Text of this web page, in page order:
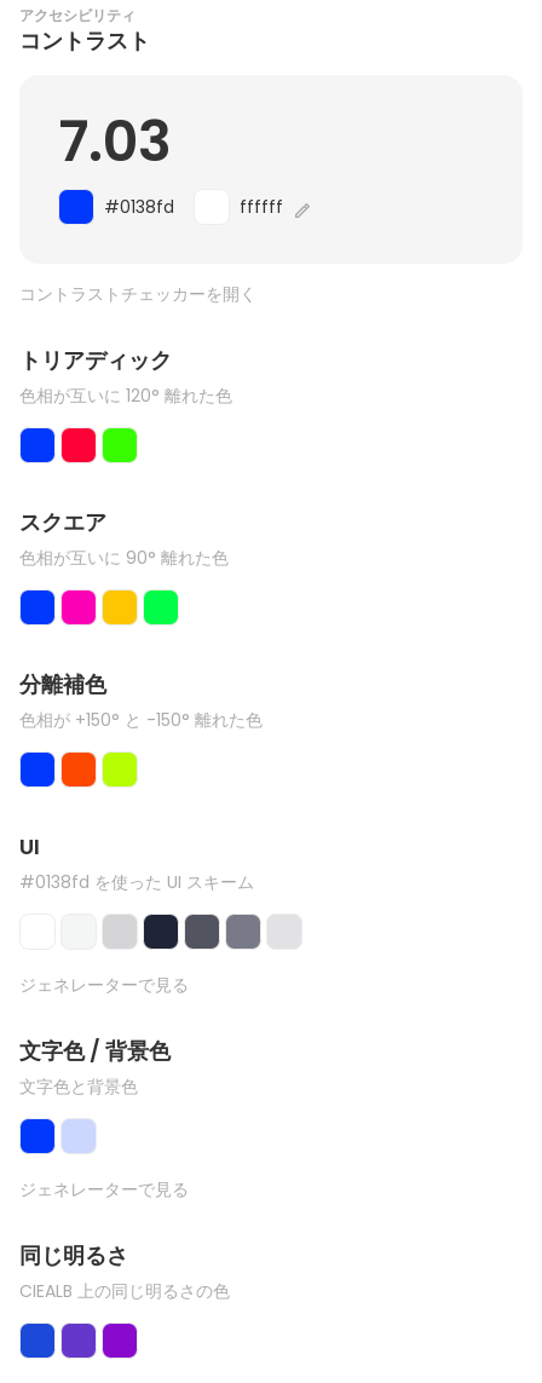
アクセシビリティ
コントラスト
7.03
#0138fd ffffff
コントラストチェッカーを開く
トリアディック
色相が互いに 120° 離れた色
スクエア
色相が互いに 90° 離れた色
分離補色
色相が +150° と -150° 離れた色
UI
#0138fd を使った UI スキーム
ジェネレーターで見る
文字色 / 背景色
文字色と背景色
ジェネレーターで見る
同じ明るさ
CIEALB 上の同じ明るさの色